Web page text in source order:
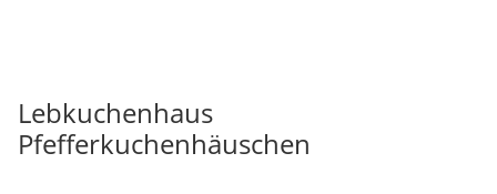
Lebkuchenhaus
Pfefferkuchenhäuschen